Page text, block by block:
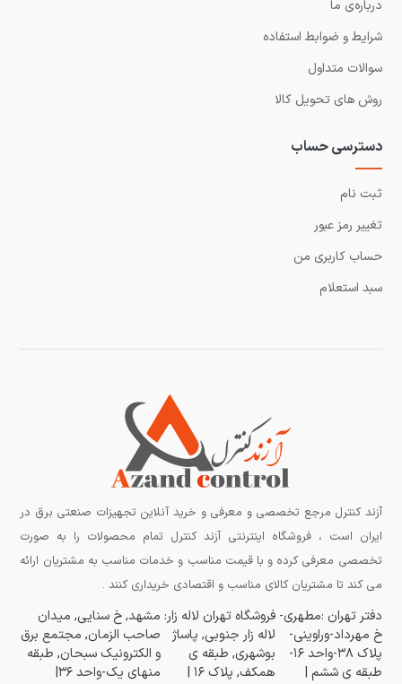
درباره‌ی ما
شرایط و ضوابط استفاده
سوالات متداول
روش های تحویل کالا
دسترسی حساب
ثبت نام
تغییر رمز عبور
حساب کاربری من
سبد استعلام
آزند کنترل مرجع تخصصی و معرفی و خرید آنلاین تجهیزات صنعتی برق در
ایران است ، فروشگاه اینترنتی آزند کنترل تمام محصولات را به صورت
تخصصی معرفی کرده و با قیمت مناسب و خدمات مناسب به مشتریان ارائه
می کند تا مشتریان کالای مناسب و اقتصادی خریداری کنند .
دفتر تهران :مطهری-
خ مهرداد-وراوینی-
پلاک ۳۸-واحد ۱۶-
طبقه ی ششم |
فروشگاه تهران لاله زار:
لاله زار جنوبی, پاساژ
بوشهری, طبقه ی
همکف, پلاک ۱۶ |
مشهد, خ سنایی, میدان
صاحب الزمان, مجتمع برق
و الکترونیک سبحان, طبقه
منهای یک-واحد ۳۶|